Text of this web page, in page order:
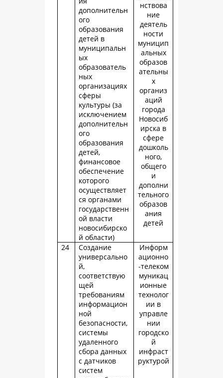
дополнительн
ого
образования
детей в
муниципальн
ых
образователь
ных
организациях
сферы
культуры (за
исключением
дополнительн
ого
образования
детей,
финансовое
обеспечение
которого
осуществляет
ся органами
государственн
ой власти
новосибирско
й области)
нствова
ние
деятель
ности
муницип
альных
образов
ательны
х
организ
аций
города
Новосиб
ирска в
сфере
дошколь
ного,
общего
и
дополни
тельного
образов
ания
детей
24
Создание
универсально
й,
соответствую
щей
требованиям
информацион
ной
безопасности,
системы
удаленного
сбора данных
с датчиков
систем
Информ
ационно
-телеком
муникац
ионные
технолог
ии в
управле
нии
городско
й
инфраст
руктурой